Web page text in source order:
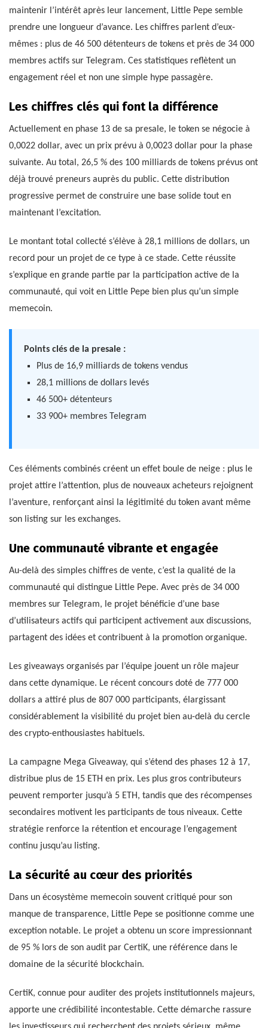
maintenir l’intérêt après leur lancement, Little Pepe semble
prendre une longueur d’avance. Les chiffres parlent d’eux-
mêmes : plus de 46 500 détenteurs de tokens et près de 34 000
membres actifs sur Telegram. Ces statistiques reflètent un
engagement réel et non une simple hype passagère.
Les chiffres clés qui font la différence
Actuellement en phase 13 de sa presale, le token se négocie à
0,0022 dollar, avec un prix prévu à 0,0023 dollar pour la phase
suivante. Au total, 26,5 % des 100 milliards de tokens prévus ont
déjà trouvé preneurs auprès du public. Cette distribution
progressive permet de construire une base solide tout en
maintenant l’excitation.
Le montant total collecté s’élève à 28,1 millions de dollars, un
record pour un projet de ce type à ce stade. Cette réussite
s’explique en grande partie par la participation active de la
communauté, qui voit en Little Pepe bien plus qu’un simple
memecoin.
Points clés de la presale :
Plus de 16,9 milliards de tokens vendus
28,1 millions de dollars levés
46 500+ détenteurs
33 900+ membres Telegram
Ces éléments combinés créent un effet boule de neige : plus le
projet attire l’attention, plus de nouveaux acheteurs rejoignent
l’aventure, renforçant ainsi la légitimité du token avant même
son listing sur les exchanges.
Une communauté vibrante et engagée
Au-delà des simples chiffres de vente, c’est la qualité de la
communauté qui distingue Little Pepe. Avec près de 34 000
membres sur Telegram, le projet bénéficie d’une base
d’utilisateurs actifs qui participent activement aux discussions,
partagent des idées et contribuent à la promotion organique.
Les giveaways organisés par l’équipe jouent un rôle majeur
dans cette dynamique. Le récent concours doté de 777 000
dollars a attiré plus de 807 000 participants, élargissant
considérablement la visibilité du projet bien au-delà du cercle
des crypto-enthousiastes habituels.
La campagne Mega Giveaway, qui s’étend des phases 12 à 17,
distribue plus de 15 ETH en prix. Les plus gros contributeurs
peuvent remporter jusqu’à 5 ETH, tandis que des récompenses
secondaires motivent les participants de tous niveaux. Cette
stratégie renforce la rétention et encourage l’engagement
continu jusqu’au listing.
La sécurité au cœur des priorités
Dans un écosystème memecoin souvent critiqué pour son
manque de transparence, Little Pepe se positionne comme une
exception notable. Le projet a obtenu un score impressionnant
de 95 % lors de son audit par CertiK, une référence dans le
domaine de la sécurité blockchain.
CertiK, connue pour auditer des projets institutionnels majeurs,
apporte une crédibilité incontestable. Cette démarche rassure